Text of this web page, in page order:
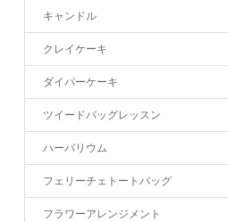
キャンドル
クレイケーキ
ダイパーケーキ
ツイードバッグレッスン
ハーバリウム
フェリーチェトートバッグ
フラワーアレンジメント